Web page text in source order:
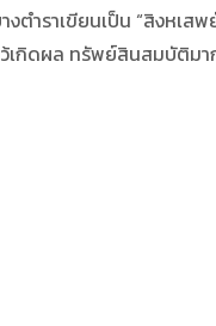
ตำราเขียนเป็น “สิงหเส
ว้เกิดผล ทรัพย์สินสมบัติมา